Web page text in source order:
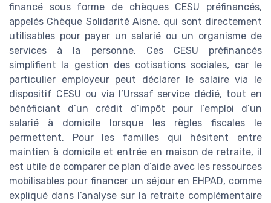
financé sous forme de chèques CESU préfinancés,
appelés Chèque Solidarité Aisne, qui sont directement
utilisables pour payer un salarié ou un organisme de
services à la personne. Ces CESU préfinancés
simplifient la gestion des cotisations sociales, car le
particulier employeur peut déclarer le salaire via le
dispositif CESU ou via l’Urssaf service dédié, tout en
bénéficiant d’un crédit d’impôt pour l’emploi d’un
salarié à domicile lorsque les règles fiscales le
permettent. Pour les familles qui hésitent entre
maintien à domicile et entrée en maison de retraite, il
est utile de comparer ce plan d’aide avec les ressources
mobilisables pour financer un séjour en EHPAD, comme
expliqué dans l’analyse sur la retraite complémentaire